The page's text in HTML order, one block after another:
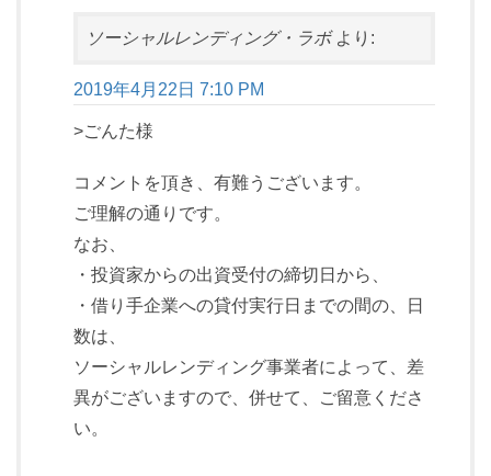
ソーシャルレンディング・ラボ より:
2019年4月22日 7:10 PM
>ごんた様
コメントを頂き、有難うございます。
ご理解の通りです。
なお、
・投資家からの出資受付の締切日から、
・借り手企業への貸付実行日までの間の、日
数は、
ソーシャルレンディング事業者によって、差
異がございますので、併せて、ご留意くださ
い。